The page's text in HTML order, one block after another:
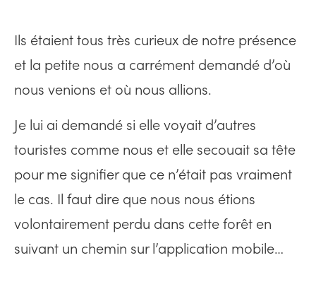
Ils étaient tous très curieux de notre présence
et la petite nous a carrément demandé d’où
nous venions et où nous allions.
Je lui ai demandé si elle voyait d’autres
touristes comme nous et elle secouait sa tête
pour me signifier que ce n’était pas vraiment
le cas. Il faut dire que nous nous étions
volontairement perdu dans cette forêt en
suivant un chemin sur l’application mobile…